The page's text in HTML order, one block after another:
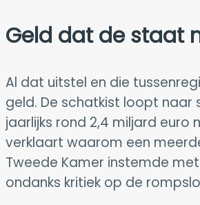
Geld dat de staat
Al dat uitstel en die
geld. De schatkist loopt naar
jaarlijks rond 2,4 miljard euro
verklaart waarom een
Tweede Kamer instemde
ondanks kritiek op de